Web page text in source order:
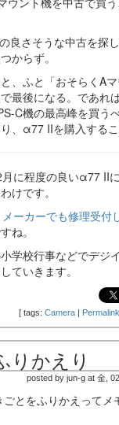
さそうな中古を探し
からず。
、ふと「おそらくA
最後になる。であれ
C機の最高峰を買う
、α77 IIを購入するこ
に程度の良いα77 II
けです。
メーカーでも修理受付
ね。
学校行事などでデジ
ていきます。
[ tags: Camera Permalink
りかえり
posted by jun-g at 金,
とをふりかえってメ